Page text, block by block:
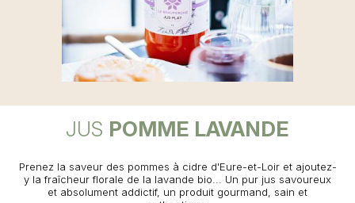
JUS POMME LAVANDE
Prenez la saveur des pommes à cidre d'Eure-et-Loir et ajoutez-
y la fraîcheur florale de la lavande bio... Un pur jus savoureux
et absolument addictif, un produit gourmand, sain et